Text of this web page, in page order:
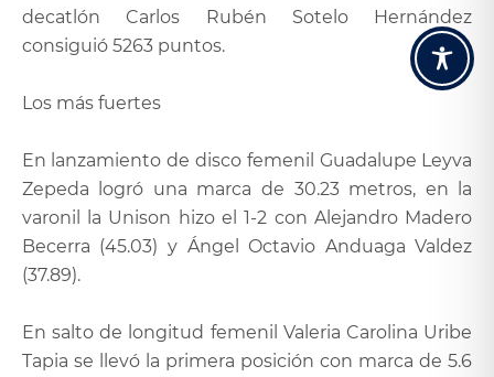
decatlón Carlos Rubén Sotelo Hernández
consiguió 5263 puntos.
Los más fuertes
En lanzamiento de disco femenil Guadalupe Leyva
Zepeda logró una marca de 30.23 metros, en la
varonil la Unison hizo el 1-2 con Alejandro Madero
Becerra (45.03) y Ángel Octavio Anduaga Valdez
(37.89).
En salto de longitud femenil Valeria Carolina Uribe
Tapia se llevó la primera posición con marca de 5.6